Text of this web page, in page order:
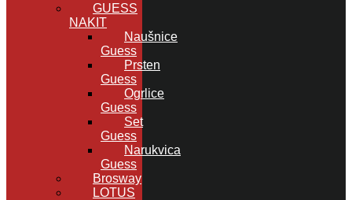
GUESS
NAKIT
Naušnice
Guess
Prsten
Guess
Ogrlice
Guess
Set
Guess
Narukvica
Guess
Brosway
LOTUS